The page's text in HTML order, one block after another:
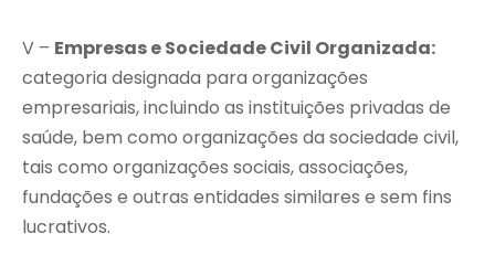
V – Empresas e Sociedade Civil Organizada:
categoria designada para organizações
empresariais, incluindo as instituições privadas de
saúde, bem como organizações da sociedade civil,
tais como organizações sociais, associações,
fundações e outras entidades similares e sem fins
lucrativos.